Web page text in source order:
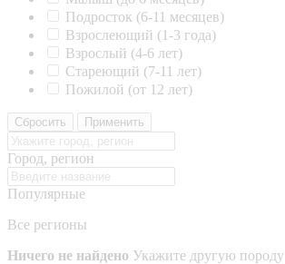
Подросток (6-11 месяцев)
Взрослеющий (1-3 года)
Взрослый (4-6 лет)
Стареющий (7-11 лет)
Пожилой (от 12 лет)
Сбросить Применить
Город, регион
Популярные
Все регионы
Ничего не найдено Укажите другую породу